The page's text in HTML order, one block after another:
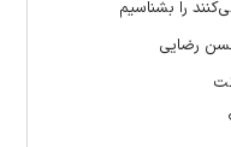
را بشناسیم
رضایی